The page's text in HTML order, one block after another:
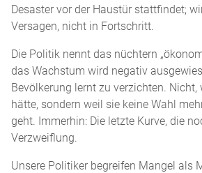
Desaster vor der Haustür stattfindet;
Versagen, nicht in Fortschritt.
Die Politik nennt das nüchtern
das Wachstum wird negativ
Bevölkerung lernt zu verzichten. Nicht,
hätte, sondern weil sie keine Wahl
geht. Immerhin: Die letzte Kurve, die
Verzweiflung.
Unsere Politiker begreifen Mangel als